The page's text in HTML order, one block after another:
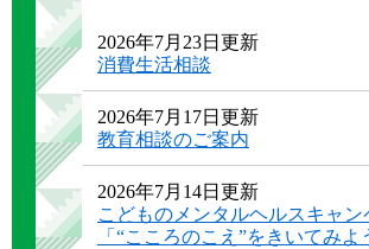
2026年7月23日更新
消費生活相談
2026年7月17日更新
教育相談のご案内
2026年7月14日更新
こどものメンタルヘルスキャン
「“こころのこえ”をきいてみよ